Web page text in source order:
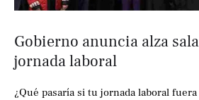
Gobierno anuncia alza
jornada laboral
¿Qué pasaría si tu jornada laboral